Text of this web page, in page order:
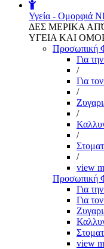
Υγεία - Ομορφιά
ΔΕΣ ΜΕΡΙΚΑ
ΥΓΕΙΑ ΚΑΙ
Προσωπική
Για
/
Για
/
/
/
/
view
Προσωπική
Για
Για
view